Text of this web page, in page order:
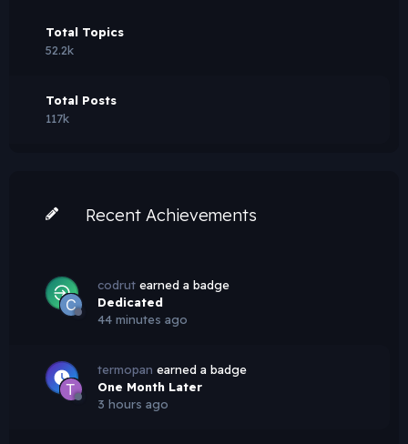
Total Topics
52.2k
Total Posts
117k
Recent Achievements
codrut earned a badge
Dedicated
44 minutes ago
termopan earned a badge
One Month Later
3 hours ago